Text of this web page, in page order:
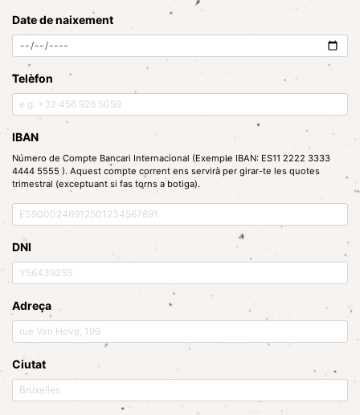
Date de naixement
Telèfon
IBAN
Número de Compte Bancari Internacional (Exemple IBAN: ES11 2222 3333
4444 5555 ). Aquest compte corrent ens servirà per girar-te les quotes
trimestral (exceptuant si fas torns a botiga).
DNI
Adreça
Ciutat